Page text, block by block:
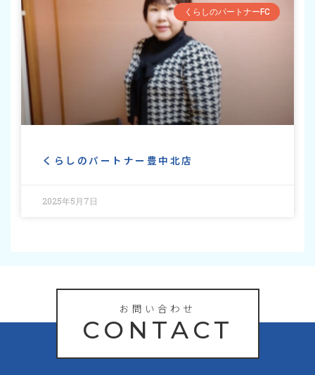
くらしのパートナーFC
くらしのパートナー豊中北店
2025年5月7日
お問い合わせ
CONTACT